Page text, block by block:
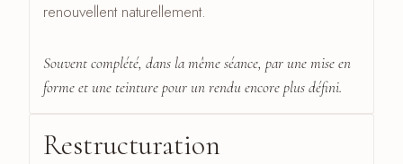
renouvellent naturellement.
Souvent complété, dans la même séance, par une mise en
forme et une teinture pour un rendu encore plus défini.
CÔTÉ SOURCILS · 02
Restructuration